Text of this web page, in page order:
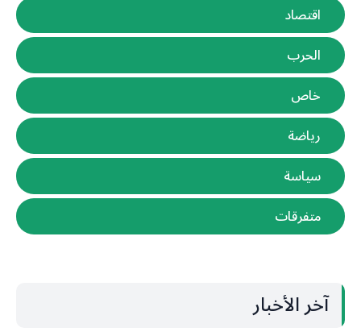
اقتصاد
الحرب
خاص
رياضة
سياسة
متفرقات
آخر الأخبار